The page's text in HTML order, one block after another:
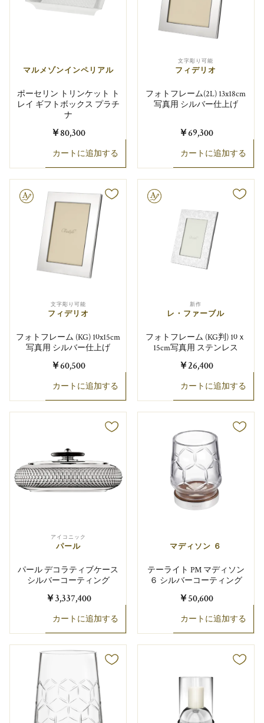
マルメゾンインペリアル
ポーセリン トリンケット ト
レイ ギフトボックス プラチ
ナ
￥80,300
カートに追加する
文字彫り可能
フィデリオ
フォトフレーム(2L) 13x18cm
写真用 シルバー仕上げ
￥69,300
カートに追加する
文字彫り可能
フィデリオ
フォトフレーム (KG) 10x15cm
写真用 シルバー仕上げ
￥60,500
カートに追加する
文字彫り可能
新作
レ・ファーブル
フォトフレーム (KG判) 10ｘ
15cm写真用 ステンレス
￥26,400
カートに追加する
アイコニック
パール
パール デコラティブケース
シルバーコーティング
￥3,337,400
カートに追加する
マディソン ６
テーライト PM マディソン
６ シルバーコーティング
￥50,600
カートに追加する